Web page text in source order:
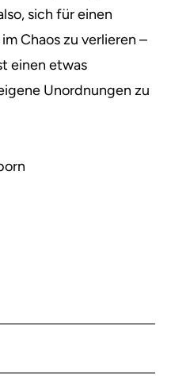
sich für einen
Chaos zu verlieren –
einen etwas
Unordnungen zu